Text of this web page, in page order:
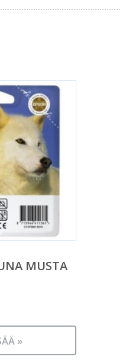
MUSTA
»